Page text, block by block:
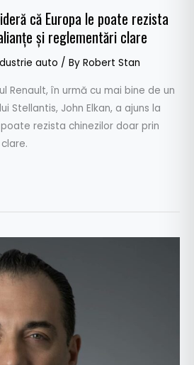
că Europa le poate rezista
și reglementări clare
auto / By Robert Stan
Renault, în urmă cu mai bine de un
Stellantis, John Elkan, a ajuns la
rezista chinezilor doar prin